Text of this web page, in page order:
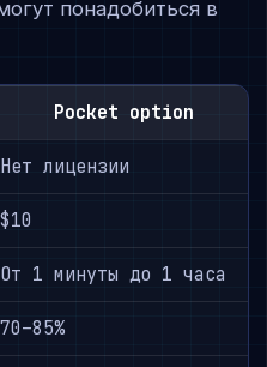
понадобиться в
Pocket option
Нет лицензии
$10
От 1 минуты до 1 часа
70–85%